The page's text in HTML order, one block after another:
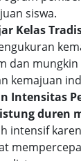
siswa.
Kelas
dan mungkin
kemajuan
Intensitas
duren
intensif